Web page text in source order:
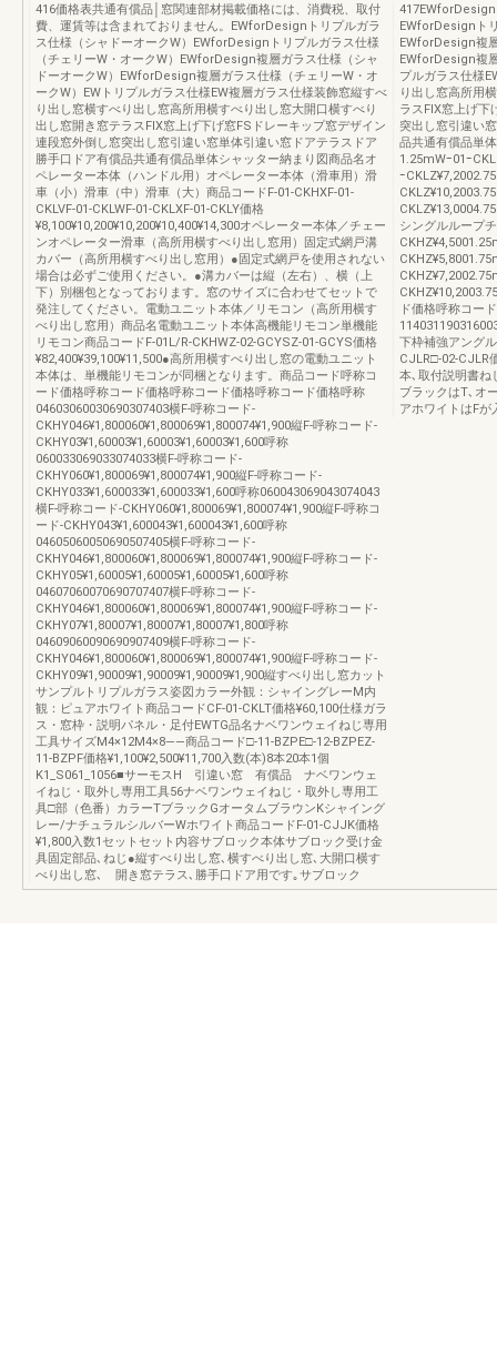
416価格表共通有償品│窓関連部材掲載価格には、消費税、取付
費、運賃等は含まれておりません。EWforDesignトリプルガラ
ス仕様（シャドーオークW）EWforDesignトリプルガラス仕様
（チェリーW・オークW）EWforDesign複層ガラス仕様（シャ
ドーオークW）EWforDesign複層ガラス仕様（チェリーW・オ
ークW）EWトリプルガラス仕様EW複層ガラス仕様装飾窓縦すべ
り出し窓横すべり出し窓高所用横すべり出し窓大開口横すべり
出し窓開き窓テラスFIX窓上げ下げ窓FSドレーキップ窓デザイン
連段窓外倒し窓突出し窓引違い窓単体引違い窓ドアテラスドア
勝手口ドア有償品共通有償品単体シャッター納まり図商品名オ
ペレーター本体（ハンドル用）オペレーター本体（滑車用）滑
車（小）滑車（中）滑車（大）商品コードF-01-CKHXF-01-
CKLVF-01-CKLWF-01-CKLXF-01-CKLY価格
¥8,100¥10,200¥10,200¥10,400¥14,300オペレーター本体／チェー
ンオペレーター滑車（高所用横すべり出し窓用）固定式網戸溝
カバー（高所用横すべり出し窓用）●固定式網戸を使用されない
場合は必ずご使用ください。●溝カバーは縦（左右）、横（上
下）別梱包となっております。窓のサイズに合わせてセットで
発注してください。電動ユニット本体／リモコン（高所用横す
べり出し窓用）商品名電動ユニット本体高機能リモコン単機能
リモコン商品コードF-01L/R-CKHWZ-02-GCYSZ-01-GCYS価格
¥82,400¥39,100¥11,500●高所用横すべり出し窓の電動ユニット
本体は、単機能リモコンが同梱となります。商品コード呼称コ
ード価格呼称コード価格呼称コード価格呼称コード価格呼称
04603060030690307403横F-呼称コード-
CKHY046¥1,800060¥1,800069¥1,800074¥1,900縦F-呼称コード-
CKHY03¥1,60003¥1,60003¥1,60003¥1,600呼称
060033069033074033横F-呼称コード-
CKHY060¥1,800069¥1,800074¥1,900縦F-呼称コード-
CKHY033¥1,600033¥1,600033¥1,600呼称060043069043074043
横F-呼称コード-CKHY060¥1,800069¥1,800074¥1,900縦F-呼称コ
ード-CKHY043¥1,600043¥1,600043¥1,600呼称
04605060050690507405横F-呼称コード-
CKHY046¥1,800060¥1,800069¥1,800074¥1,900縦F-呼称コード-
CKHY05¥1,60005¥1,60005¥1,60005¥1,600呼称
04607060070690707407横F-呼称コード-
CKHY046¥1,800060¥1,800069¥1,800074¥1,900縦F-呼称コード-
CKHY07¥1,80007¥1,80007¥1,80007¥1,800呼称
04609060090690907409横F-呼称コード-
CKHY046¥1,800060¥1,800069¥1,800074¥1,900縦F-呼称コード-
CKHY09¥1,90009¥1,90009¥1,90009¥1,900縦すべり出し窓カット
サンプルトリプルガラス姿図カラー外観：シャイングレーM内
観：ピュアホワイト商品コードCF-01-CKLT価格¥60,100仕様ガラ
ス・窓枠・説明パネル・足付EWTG品名ナベワンウェイねじ専用
工具サイズM4×12M4×8――商品コード□-11-BZPE□-12-BZPEZ-
11-BZPF価格¥1,100¥2,500¥11,700入数(本)8本20本1個
K1_S061_1056■サーモスH 引違い窓 有償品 ナベワンウェ
イねじ・取外し専用工具56ナベワンウェイねじ・取外し専用工
具□部（色番）カラーTブラックGオータムブラウンKシャイング
レー/ナチュラルシルバーWホワイト商品コードF-01-CJJK価格
¥1,800入数1セットセット内容サブロック本体サブロック受け金
具固定部品､ねじ●縦すべり出し窓､横すべり出し窓､大開口横す
べり出し窓､ 開き窓テラス､勝手口ドア用です｡サブロック
417EWforDesign
EWforDesignト
EWforDesign複
EWforDesign複
プルガラス仕様
り出し窓高所用
ラスFIX窓上げ下
突出し窓引違い
品共通有償品単
1.25mWｰ01ｰ
ｰ
シングルループ
ド価格呼称コー
下枠補強アング
CJLR□-02-CJLR
本､取付説明書ね
ブラックはT､オ
アホワイトはFが